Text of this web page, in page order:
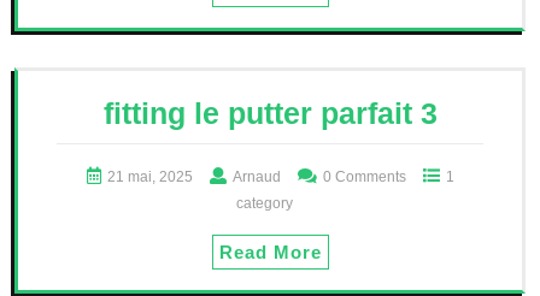
fitting le putter parfait 3
21 mai, 2025 Arnaud 0 Comments
1
category
Read More